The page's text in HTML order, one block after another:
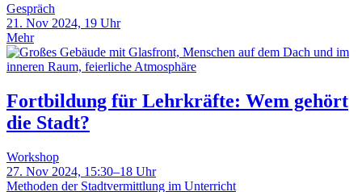
Gespräch
21. Nov 2024, 19 Uhr
Mehr
Fortbildung für Lehrkräfte: Wem gehört
die Stadt?
Workshop
27. Nov 2024, 15:30–18 Uhr
Methoden der Stadtvermittlung im Unterricht